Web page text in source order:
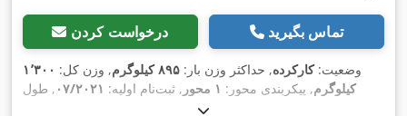
درخواست کردن تماس بگیرید
وضعیت:کارکرده, حداکثر وزن بار: ۸۹۵ کیلوگرم , وزن کل: ۱٬۳۰۰
کیلوگرم, پیکربندی محور: ۱ محور , ثبت‌نام اولیه: ۰۷/۲۰۲۱ , طول